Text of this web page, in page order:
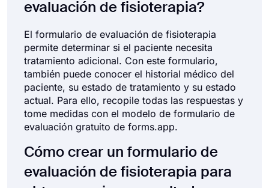
evaluación de fisioterapia?
El formulario de evaluación de fisioterapia
permite determinar si el paciente necesita
tratamiento adicional. Con este formulario,
también puede conocer el historial médico del
paciente, su estado de tratamiento y su estado
actual. Para ello, recopile todas las respuestas y
tome medidas con el modelo de formulario de
evaluación gratuito de forms.app.
Cómo crear un formulario de
evaluación de fisioterapia para